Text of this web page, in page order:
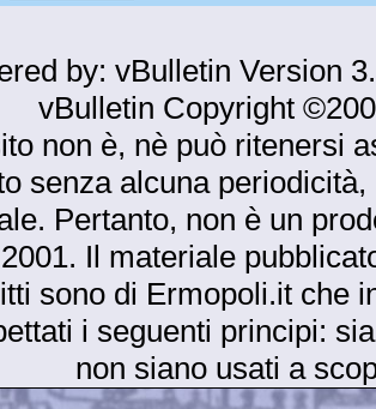
by: vBulletin Version
vBulletin Copyright
non è, nè può ritenersi
senza alcuna
Pertanto, non è un
Il materiale
sono di Ermopoli.it che
i seguenti principi:
non siano usati a